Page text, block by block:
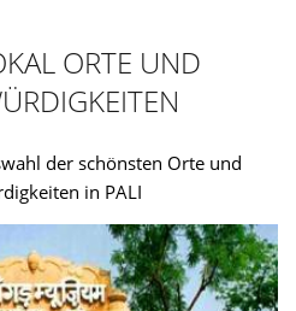
ORTE UND
der schönsten Orte und
in PALI